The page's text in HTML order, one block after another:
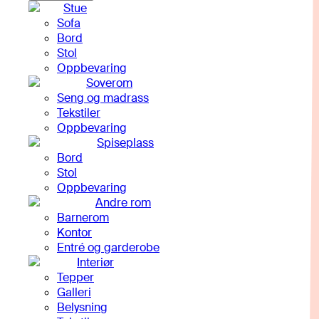
Stue
Sofa
Bord
Stol
Oppbevaring
Soverom
Seng og madrass
Tekstiler
Oppbevaring
Spiseplass
Bord
Stol
Oppbevaring
Andre rom
Barnerom
Kontor
Entré og garderobe
Interiør
Tepper
Galleri
Belysning